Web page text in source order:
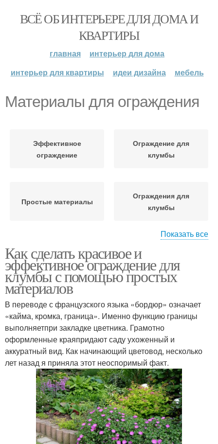
ВСЁ ОБ ИНТЕРЬЕРЕ ДЛЯ ДОМА И
КВАРТИРЫ
главная
интерьер для дома
интерьер для квартиры
идеи дизайна мебель
Материалы для ограждения
Эффективное
ограждение
Ограждение для
клумбы
Простые материалы
Ограждения для
клумбы
ограждения
Деревянное ограждение
Ограждение для грядок
Пластиковое
ограждение
Лента для ограждения
Декоративные
ограждения
Садовые ограждения Ограждения для клумб
Показать все
Как сделать красивое и
эффективное ограждение для
клумбы с помощью простых
материалов
В переводе с французского языка «бордюр» означает
«кайма, кромка, граница». Именно функцию границы
выполняетпри закладке цветника. Грамотно
оформленные краяпридают саду ухоженный и
аккуратный вид. Как начинающий цветовод, несколько
лет назад я приняла этот неоспоримый факт.